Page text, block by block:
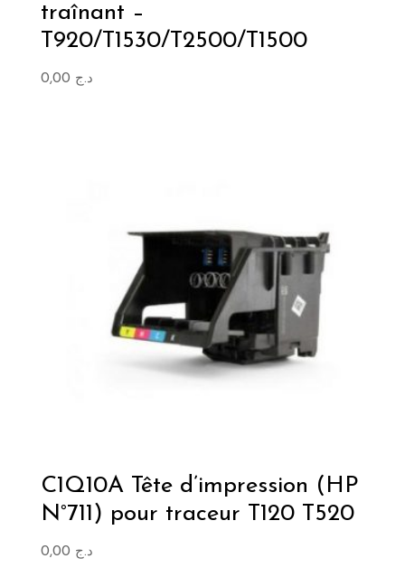
traînant –
T920/T1530/T2500/T1500
د.ج
C1Q10A Tête d’impression (HP
N°711) pour traceur T120 T520
د.ج